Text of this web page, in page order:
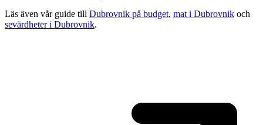
Läs även vår guide till Dubrovnik på budget, mat i Dubrovnik och
sevärdheter i Dubrovnik.